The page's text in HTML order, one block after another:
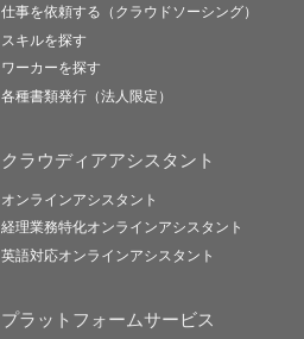
仕事を依頼する（クラウドソーシング）
スキルを探す
ワーカーを探す
各種書類発行（法人限定）
クラウディアアシスタント
オンラインアシスタント
経理業務特化オンラインアシスタント
英語対応オンラインアシスタント
プラットフォームサービス